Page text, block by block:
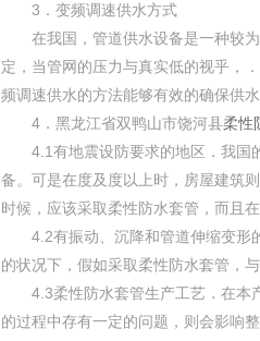
3．变频调速供水方式
在我国，管道供水设备是一种较为
定，当管网的压力与真实低的视乎，
频调速供水的方法能够有效的确保供
4．黑龙江省双鸭山市饶河县柔性
4.1有地震设防要求的地区．我国的
备。可是在度及度以上时，房屋建筑
时候，应该采取柔性防水套管，而且
4.2有振动、沉降和管道伸缩变形的
的状况下，假如采取柔性防水套管，
4.3柔性防水套管生产工艺．在本产
的过程中存有一定的问题，则会影响